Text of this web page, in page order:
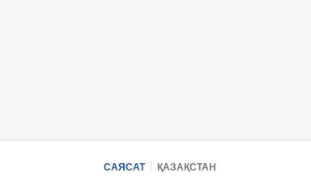
САЯСАТ ҚАЗАҚСТАН